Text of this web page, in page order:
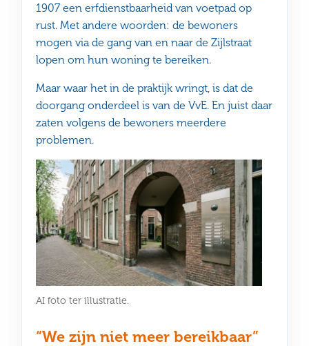
1907 een erfdienstbaarheid van voetpad op
rust. Met andere woorden: de bewoners
mogen via de gang van en naar de Zijlstraat
lopen om hun woning te bereiken.
Maar waar het in de praktijk wringt, is dat de
doorgang onderdeel is van de VvE. En juist daar
zaten volgens de bewoners meerdere
problemen.
AI foto ter illustratie.
“We zijn niet meer bereikbaar”